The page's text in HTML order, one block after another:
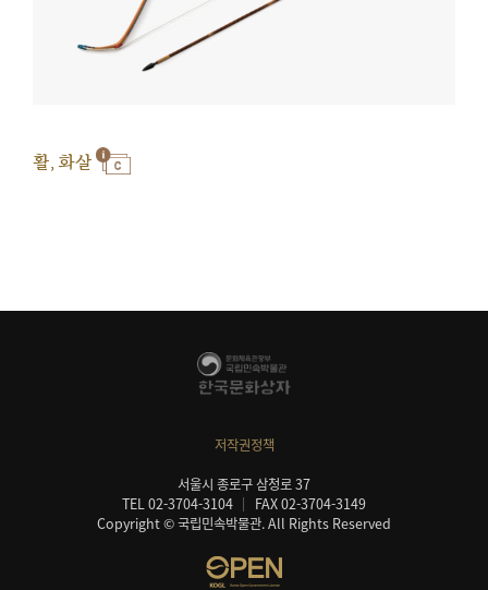
활, 화살
저작권정책
서울시 종로구 삼청로 37
TEL 02-3704-3104
FAX 02-3704-3149
Copyright © 국립민속박물관. All Rights Reserved